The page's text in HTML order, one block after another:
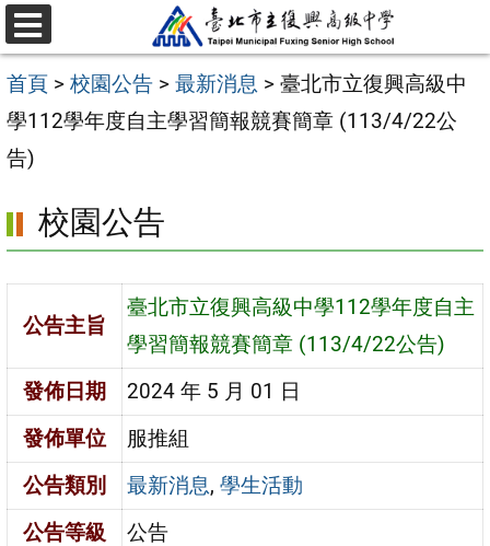
跳
至
主
要
內
區
選
單
首頁 > 校園公告 > 最新消息 > 臺北市立復興高級中
學112學年度自主學習簡報競賽簡章 (113/4/22公
告)
校園公告
公告主旨
臺北市立復興高級中學112學年度自主
學習簡報競賽簡章 (113/4/22公告)
發佈日期
2024 年 5 月 01 日
發佈單位
服推組
公告類別
最新消息,學生活動
公告等級
公告